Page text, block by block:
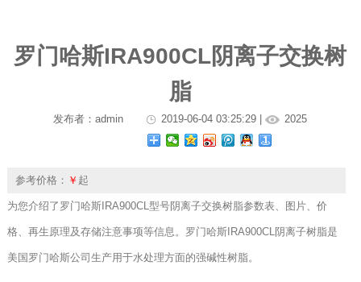
罗门哈斯IRA900CL阴离子交换树
脂
发布者：admin 2019-06-04 03:25:29 | 2025
参考价格： ￥ 起
为您介绍了罗门哈斯IRA900CL型号阴离子交换树脂参数表、图片、价
格、再生原理及存储注意事项等信息。罗门哈斯IRA900CL阴离子树脂是
美国罗门哈斯公司生产用于水处理方面的强碱性树脂。